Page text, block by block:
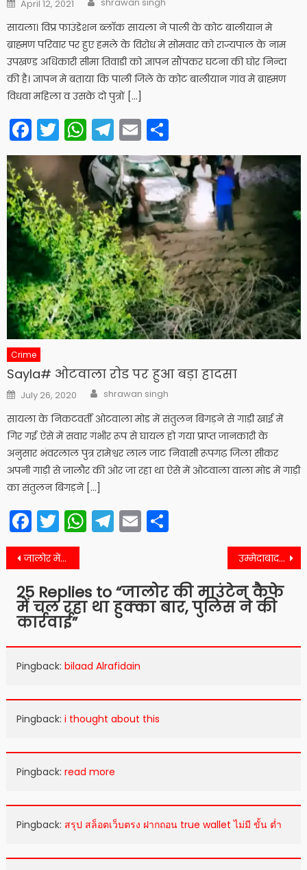
on
April 12, 2021
सायला। विप्र फाउंडेशन ब्लाॅक सायला ने पाली के कोट बालीयान मे
ब्राह्मण परिवार पर हुए हमले के विरोध मे सोमवार को राज्यपाल के नाम
उपखण्ड अधिकारी सीमा तिवाडी को ज्ञापन सौंपकर घटना की घोर निन्दा
की है। ज्ञापन मे बताया कि पाली जिले के कोट बालीयान गांव मे ब्राह्मण
विधवा महिला व उसके दो पुत्रों […]
Facebook
Twitter
WhatsApp
Telegram
Email
Crime
Sayla# ओटवाला रोड पर हुआ बड़ा हादसा
Posted
on
July 26, 2020 Author
shrawan singh
सायला के निकटवर्ती ओटवाला मोड में संतुलन बिगड़ने से गाड़ी खाई में
गिर गई ऐसे में सवार गंभीर रूप से घायल हो गया प्राप्त जानकारी के
अनुसार भंवरलाल पुत्र रामेश्वर लाल जाट निवासी रूपगढ़ जिला सीकर
अपनी गाड़ी से जालौर की ओर जा रहा था ऐसे में ओटवाला वाला मोड में गाड़ी
का संतुलन बिगड़ने […]
Facebook
Twitter
WhatsApp
Telegram
Email
Post
navigation
जालोर में 3.0 तीव्रता का भूकंप, लोग सहमे उम्मेदाबाद में बाइक का संतुलन बिगडऩे से युवक की मौत
25 Replies to “जालोर की माउंटेन कैफे
में चल रहा था हुक्का बार, पुलिस ने की
कार्रवाई”
Pingback: bilaad Alrafidain
Pingback: i thought about this
Pingback: read more
Pingback: สรุป สล็อตเว็บตรง ฝากถอน true wallet ไม่มี ขั้น ต่ำ